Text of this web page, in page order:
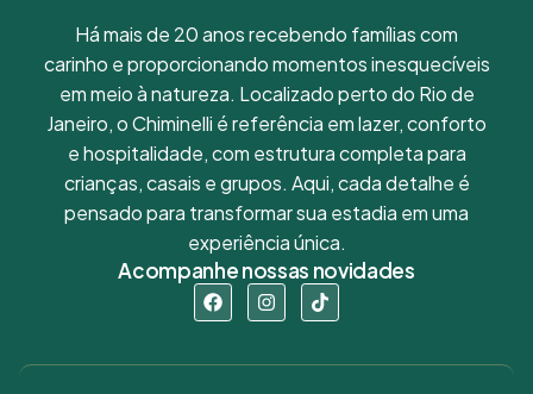
Há mais de 20 anos recebendo famílias com
carinho e proporcionando momentos inesquecíveis
em meio à natureza. Localizado perto do Rio de
Janeiro, o Chiminelli é referência em lazer, conforto
e hospitalidade, com estrutura completa para
crianças, casais e grupos. Aqui, cada detalhe é
pensado para transformar sua estadia em uma
experiência única.
Acompanhe nossas novidades